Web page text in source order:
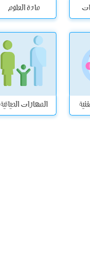
مادة العلوم
المهارات الحياتية